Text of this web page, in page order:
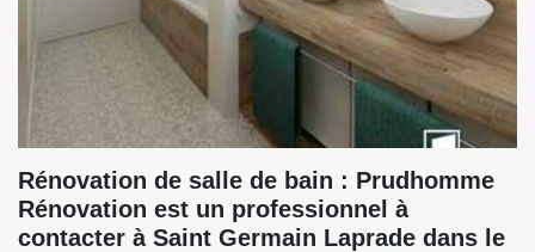
Rénovation de salle de bain : Prudhomme
Rénovation est un professionnel à
contacter à Saint Germain Laprade dans le